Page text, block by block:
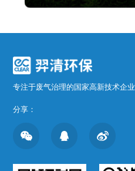
专注于废气治理的国家高新技术企业
分享：